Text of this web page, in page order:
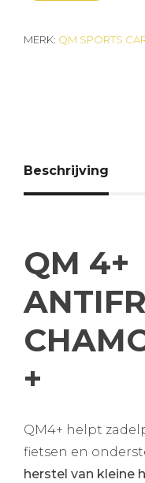
MERK: QM SPORTS
Beschrijving
QM 4+
+
QM4+ helpt
fietsen en
herstel van kleine